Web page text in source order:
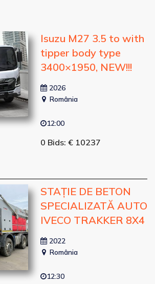
Isuzu M27 3.5 to with
tipper body type
3400×1950, NEW!!!
2026
România
12:00
0 Bids: € 10237
STAȚIE DE BETON
SPECIALIZATĂ AUTO
IVECO TRAKKER 8X4
2022
România
12:30